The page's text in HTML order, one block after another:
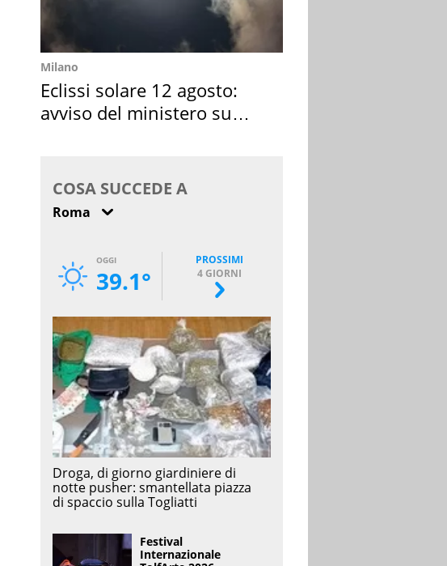
Milano
Eclissi solare 12 agosto:
avviso del ministero su